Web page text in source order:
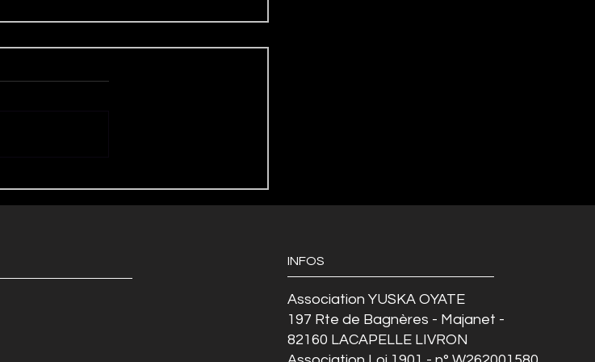
INFOS
Association YUSKA OYATE
197 Rte de Bagnères - Majanet -
82160 LACAPELLE LIVRON